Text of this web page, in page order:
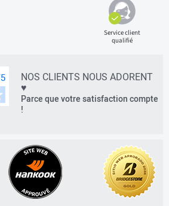
Service client
qualifié
NOS CLIENTS NOUS ADORENT
♥
Parce que votre satisfaction compte
!